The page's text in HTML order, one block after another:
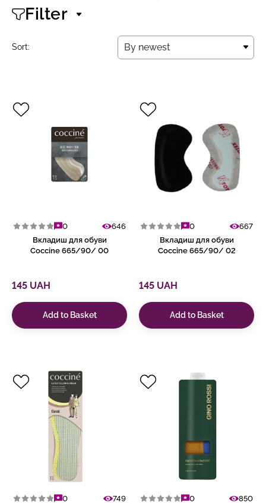
Filter
Sort:
By newest
By newest
0
646
Вкладиш для обуви
Coccine 665/90/ 00
145 UAH
Add to Basket
0
667
Вкладиш для обуви
Coccine 665/90/ 02
145 UAH
Add to Basket
0
749
0
850